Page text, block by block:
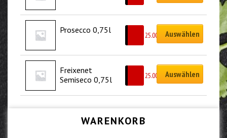
Prosecco 0,75l
25.00 Auswählen
Freixenet
Semiseco 0,75l
25.00 Auswählen
WARENKORB